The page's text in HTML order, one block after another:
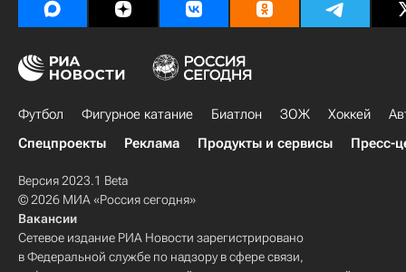
Футбол Фигурное катание Биатлон ЗОЖ Хоккей
Спецпроекты
Реклама Продукты и сервисы Пресс-
Версия 2023.1 Beta
© 2026 МИА «Россия сегодня»
Вакансии
Сетевое издание РИА Новости зарегистрировано
в Федеральной службе по надзору в сфере связи,